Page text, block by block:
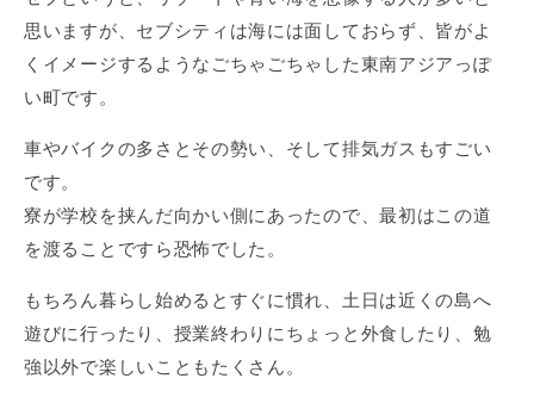
思いますが、セブシティは海には面しておらず、皆がよ
くイメージするようなごちゃごちゃした東南アジアっぽ
い町です。
車やバイクの多さとその勢い、そして排気ガスもすごい
です。
寮が学校を挟んだ向かい側にあったので、最初はこの道
を渡ることですら恐怖でした。
もちろん暮らし始めるとすぐに慣れ、土日は近くの島へ
遊びに行ったり、授業終わりにちょっと外食したり、勉
強以外で楽しいこともたくさん。